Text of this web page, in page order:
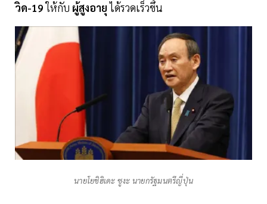
วิด-19ให้กับ ผู้สูงอายุได้รวดเร็วขึ้น
นายโยชิฮิเดะ ซูงะ นายกรัฐมนตรีญี่ปุ่น